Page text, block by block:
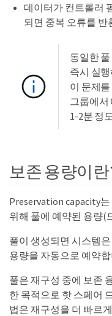
데이터가 컨트롤러
되면 중복 오류를 반
동일한
즉시 실
이 문제
그룹에서
1-2분 정
보존 용량이란
Preservation capacity
위해 풀에 예약된 용량(
풀이 생성되면 시스템
용량을 자동으로 예약
풀은 재구성 중에 보존
한 목적으로 핫 스페어
법은 재구성을 더 빠르